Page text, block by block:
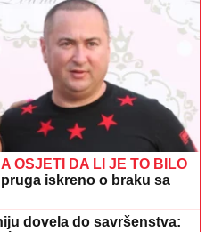
OSJETI DA LI JE TO BILO
iskreno o braku sa
dovela do savršenstva: